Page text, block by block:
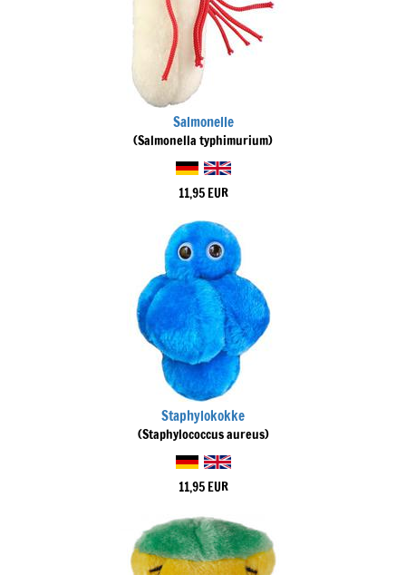
Salmonelle
(Salmonella typhimurium)
11,95 EUR
Staphylokokke
(Staphylococcus aureus)
11,95 EUR